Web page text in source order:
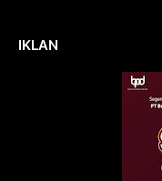
IKLAN